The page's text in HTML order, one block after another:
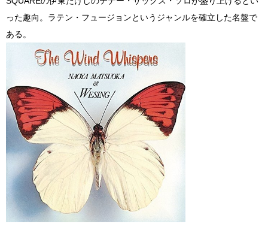
った趣向。ラテン・フュージョンというジャンルを確立した名盤で
ある。